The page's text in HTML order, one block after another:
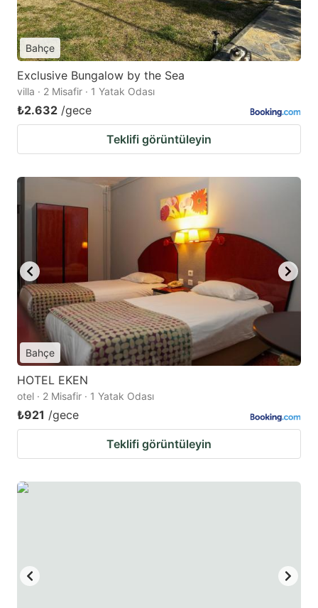
Bahçe
Exclusive Bungalow by the Sea
villa · 2 Misafir · 1 Yatak Odası
₺2.632 /gece
Teklifi görüntüleyin
Bahçe
HOTEL EKEN
otel · 2 Misafir · 1 Yatak Odası
₺921 /gece
Teklifi görüntüleyin